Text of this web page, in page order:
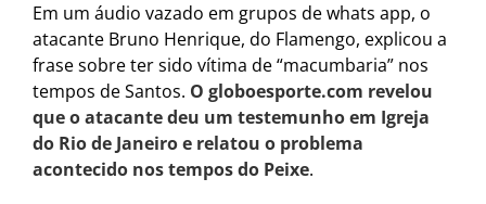
Em um áudio vazado em grupos de whats app, o
atacante Bruno Henrique, do Flamengo, explicou a
frase sobre ter sido vítima de “macumbaria” nos
tempos de Santos. O globoesporte.com revelou
que o atacante deu um testemunho em Igreja
do Rio de Janeiro e relatou o problema
acontecido nos tempos do Peixe.